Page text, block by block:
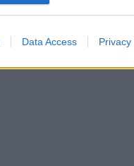
Data Access Privacy